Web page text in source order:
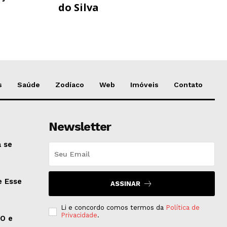
do Silva
Saúde Zodíaco Web Imóveis Contato
se
Esse
e
Newsletter
ASSINAR
Li e concordo comos termos da Política de
Privacidade.